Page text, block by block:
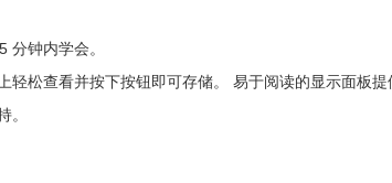
分钟内学会。
松查看并按下按钮即可存储。 易于阅读的显示面板提
。